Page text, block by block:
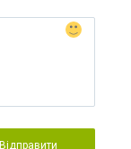
Відправити